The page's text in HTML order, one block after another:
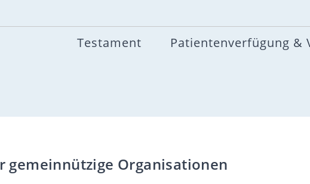
Testament Patientenverfügung &
gemeinnützige Organisationen